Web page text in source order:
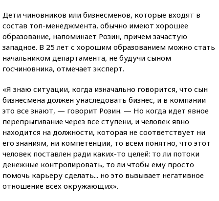
Дети чиновников или бизнесменов, которые входят в
состав топ-менеджмента, обычно имеют хорошее
образование, напоминает Розин, причем зачастую
западное. В 25 лет с хорошим образованием можно стать
начальником департамента, не будучи сыном
госчиновника, отмечает эксперт.
«Я знаю ситуации, когда изначально говорится, что сын
бизнесмена должен унаследовать бизнес, и в компании
это все знают, — говорит Розин. — Но когда идет явное
перепрыгивание через все ступени, и человек явно
находится на должности, которая не соответствует ни
его знаниям, ни компетенции, то всем понятно, что этот
человек поставлен ради каких-то целей: то ли потоки
денежные контролировать, то ли чтобы ему просто
помочь карьеру сделать... но это вызывает негативное
отношение всех окружающих».